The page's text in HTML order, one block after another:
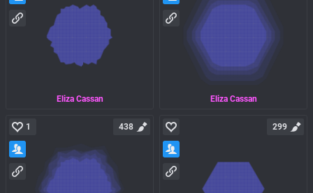
Eliza Cassan Eliza Cassan
1 438 299